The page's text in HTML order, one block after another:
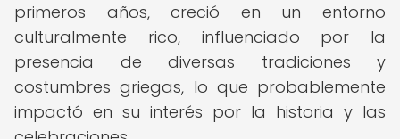
primeros años, creció en un entorno
culturalmente rico, influenciado por la
presencia de diversas tradiciones y
costumbres griegas, lo que probablemente
impactó en su interés por la historia y las